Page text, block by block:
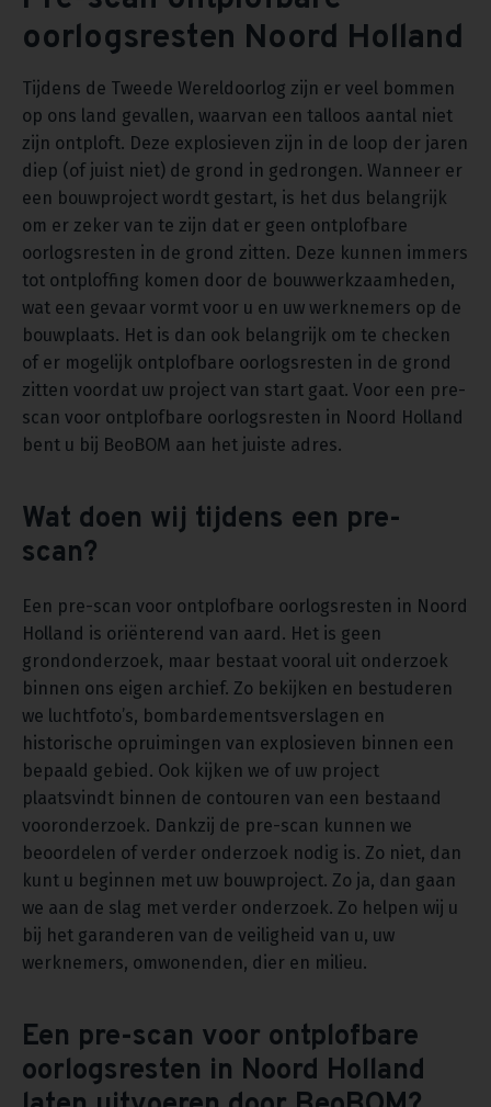
oorlogsresten Noord Holland
Tijdens de Tweede Wereldoorlog zijn er veel bommen
op ons land gevallen, waarvan een talloos aantal niet
zijn ontploft. Deze explosieven zijn in de loop der jaren
diep (of juist niet) de grond in gedrongen. Wanneer er
een bouwproject wordt gestart, is het dus belangrijk
om er zeker van te zijn dat er geen ontplofbare
oorlogsresten in de grond zitten. Deze kunnen immers
tot ontploffing komen door de bouwwerkzaamheden,
wat een gevaar vormt voor u en uw werknemers op de
bouwplaats. Het is dan ook belangrijk om te checken
of er mogelijk ontplofbare oorlogsresten in de grond
zitten voordat uw project van start gaat. Voor een pre-
scan voor ontplofbare oorlogsresten in Noord Holland
bent u bij BeoBOM aan het juiste adres.
Wat doen wij tijdens een pre-
scan?
Een pre-scan voor ontplofbare oorlogsresten in Noord
Holland is oriënterend van aard. Het is geen
grondonderzoek, maar bestaat vooral uit onderzoek
binnen ons eigen archief. Zo bekijken en bestuderen
we luchtfoto’s, bombardementsverslagen en
historische opruimingen van explosieven binnen een
bepaald gebied. Ook kijken we of uw project
plaatsvindt binnen de contouren van een bestaand
vooronderzoek. Dankzij de pre-scan kunnen we
beoordelen of verder onderzoek nodig is. Zo niet, dan
kunt u beginnen met uw bouwproject. Zo ja, dan gaan
we aan de slag met verder onderzoek. Zo helpen wij u
bij het garanderen van de veiligheid van u, uw
werknemers, omwonenden, dier en milieu.
Een pre-scan voor ontplofbare
oorlogsresten in Noord Holland